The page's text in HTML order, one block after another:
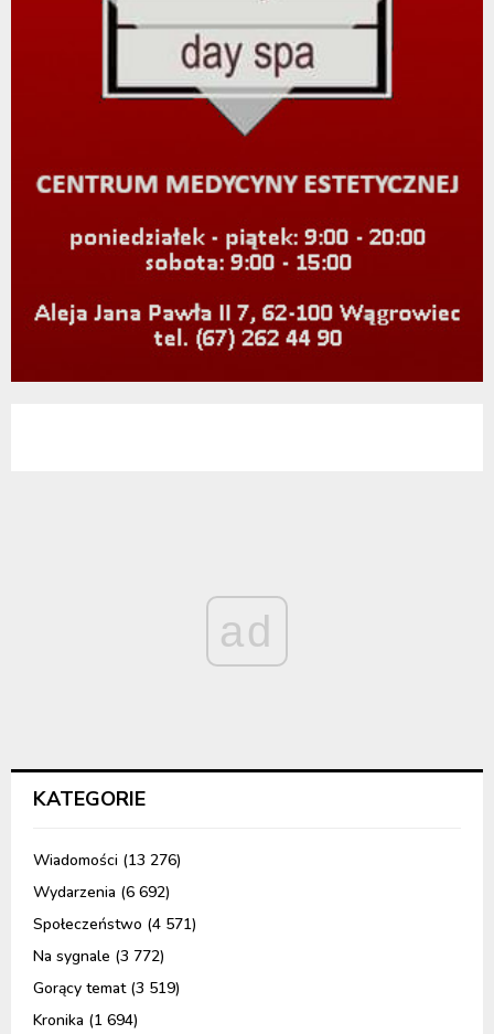
ad
KATEGORIE
Wiadomości (13 276)
Wydarzenia (6 692)
Społeczeństwo (4 571)
Na sygnale (3 772)
Gorący temat(3 519)
Kronika (1 694)